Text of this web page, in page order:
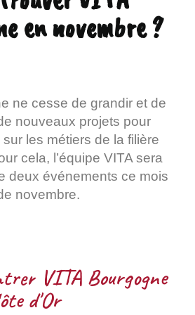
en novembre ?
ne cesse de grandir et de
nouveaux projets pour
les métiers de la filière
cela, l’équipe VITA sera
deux événements ce mois
novembre.
VITA Bourgogne
d'Or